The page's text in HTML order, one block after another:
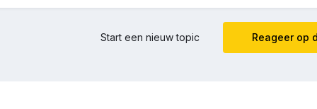
Reageer op
Start een nieuw topic